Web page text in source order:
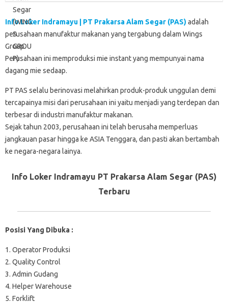
Info Loker Indramayu | PT Prakarsa Alam Segar (PAS)adalah
perusahaan manufaktur makanan yang tergabung dalam Wings
Group.
Perusahaan ini memproduksi mie instant yang mempunyai nama
dagang mie sedaap.
PT PAS selalu berinovasi melahirkan produk-produk unggulan demi
tercapainya misi dari perusahaan ini yaitu menjadi yang terdepan dan
terbesar di industri manufaktur makanan.
Sejak tahun 2003, perusahaan ini telah berusaha memperluas
jangkauan pasar hingga ke ASIA Tenggara, dan pasti akan bertambah
ke negara-negara lainya.
Info Loker Indramayu PT Prakarsa Alam Segar (PAS)
Terbaru
Posisi Yang Dibuka :
1. Operator Produksi
2. Quality Control
3. Admin Gudang
4. Helper Warehouse
5. Forklift